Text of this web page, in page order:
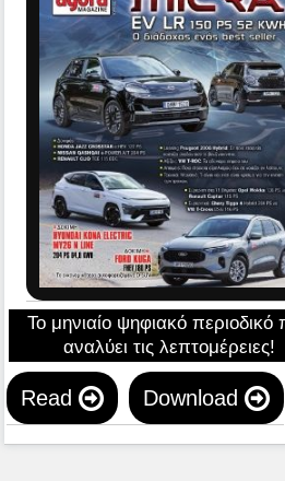
Το μηνιαίο ψηφιακό περιοδικό
αναλύει τις λεπτομέρειες!
Read Download